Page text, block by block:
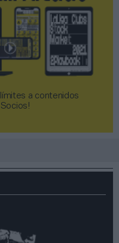
a contenidos